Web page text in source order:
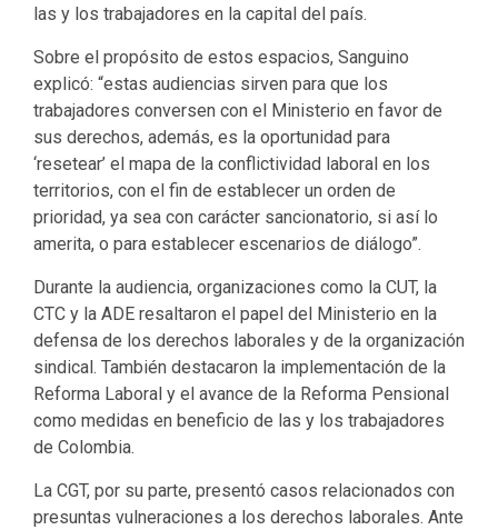
las y los trabajadores en la capital del país.
Sobre el propósito de estos espacios, Sanguino
explicó: “estas audiencias sirven para que los
trabajadores conversen con el Ministerio en favor de
sus derechos, además, es la oportunidad para
‘resetear’ el mapa de la conflictividad laboral en los
territorios, con el fin de establecer un orden de
prioridad, ya sea con carácter sancionatorio, si así lo
amerita, o para establecer escenarios de diálogo”.
Durante la audiencia, organizaciones como la CUT, la
CTC y la ADE resaltaron el papel del Ministerio en la
defensa de los derechos laborales y de la organización
sindical. También destacaron la implementación de la
Reforma Laboral y el avance de la Reforma Pensional
como medidas en beneficio de las y los trabajadores
de Colombia.
La CGT, por su parte, presentó casos relacionados con
presuntas vulneraciones a los derechos laborales. Ante